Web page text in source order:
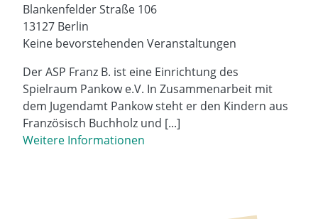
Blankenfelder Straße 106
13127 Berlin
Keine bevorstehenden Veranstaltungen
Der ASP Franz B. ist eine Einrichtung des
Spielraum Pankow e.V. In Zusammenarbeit mit
dem Jugendamt Pankow steht er den Kindern aus
Französisch Buchholz und [...]
Weitere Informationen